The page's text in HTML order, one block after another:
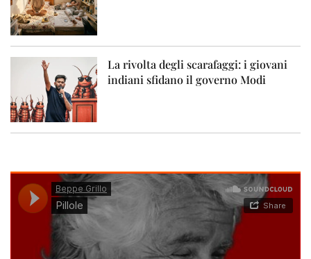
La rivolta degli scarafaggi: i giovani
indiani sfidano il governo Modi